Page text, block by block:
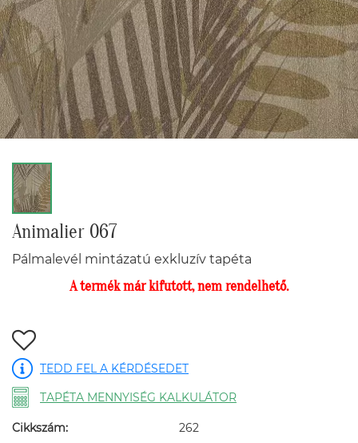
Animalier 067
Pálmalevél mintázatú exkluzív tapéta
A termék már kifutott, nem rendelhető.
TEDD FEL A KÉRDÉSEDET
TAPÉTA MENNYISÉG KALKULÁTOR
Cikkszám: 262